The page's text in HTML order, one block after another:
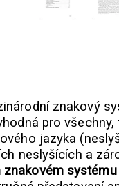
znakový
pro
jazyka
neslyšících a
znakovém systému